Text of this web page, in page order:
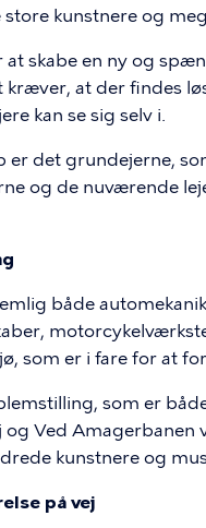
kunstnere og
at skabe en ny og
kræver, at der findes
kan se sig selv i.
er det grundejerne,
og de nuværende
både
som er i fare for at
som er
Ved Amagerbanen
kunstnere og
på vej